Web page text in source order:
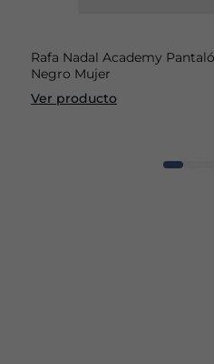
Rafa Nadal Academy
Negro Mujer
Ver producto